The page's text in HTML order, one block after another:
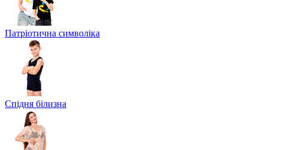
Патріотична символіка
Спідня білизна